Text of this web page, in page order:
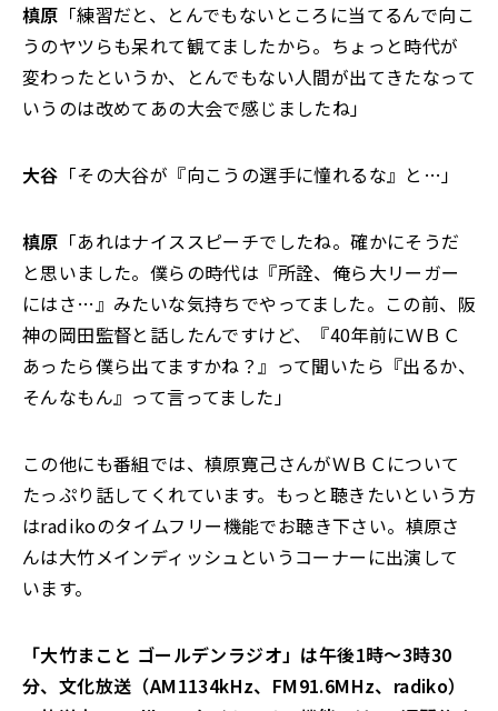
槙原 「練習だと、とんでもないところに当てるんで向こ
うのヤツらも呆れて観てましたから。ちょっと時代が
変わったというか、とんでもない人間が出てきたなって
いうのは改めてあの大会で感じましたね」
大谷 「その大谷が『向こうの選手に憧れるな』と…」
槙原 「あれはナイススピーチでしたね。確かにそうだ
と思いました。僕らの時代は『所詮、俺ら大リーガー
にはさ…』みたいな気持ちでやってました。この前、阪
神の岡田監督と話したんですけど、『40年前にＷＢＣ
あったら僕ら出てますかね？』って聞いたら『出るか、
そんなもん』って言ってました」
この他にも番組では、槙原寛己さんがＷＢＣについて
たっぷり話してくれています。もっと聴きたいという方
はradikoのタイムフリー機能でお聴き下さい。槙原さ
んは大竹メインディッシュというコーナーに出演して
います。
「大竹まこと ゴールデンラジオ」は午後1時～3時30
分、文化放送（AM1134kHz、FM91.6MHz、radiko）